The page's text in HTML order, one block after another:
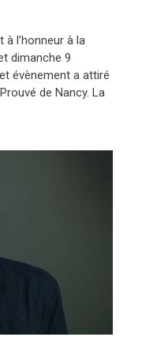
l’honneur à la
dimanche 9
évènement a attiré
de Nancy. La